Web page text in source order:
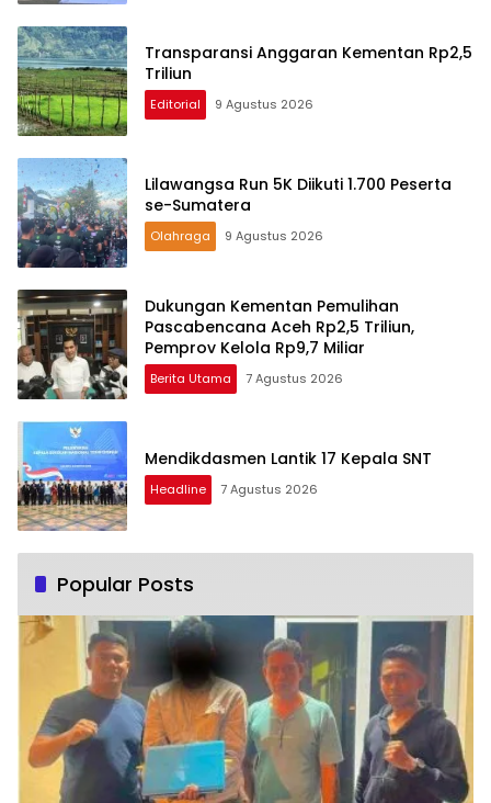
Transparansi Anggaran Kementan Rp2,5
Triliun
Editorial 9 Agustus 2026
Lilawangsa Run 5K Diikuti 1.700 Peserta
se-Sumatera
Olahraga 9 Agustus 2026
Dukungan Kementan Pemulihan
Pascabencana Aceh Rp2,5 Triliun,
Pemprov Kelola Rp9,7 Miliar
Berita Utama 7 Agustus 2026
Mendikdasmen Lantik 17 Kepala SNT
Headline 7 Agustus 2026
Popular Posts